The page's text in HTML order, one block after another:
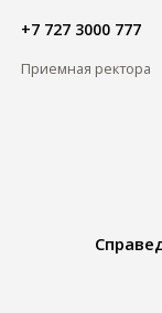
+7 727 3000 777
Приемная ректора